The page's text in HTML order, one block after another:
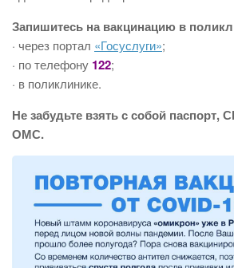
Запишитесь на вакцинацию в
· через портал «Госуслуги»;
· по телефону 122;
· в поликлинике.
Не забудьте взять с собой паспорт,
ОМС.